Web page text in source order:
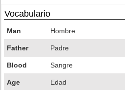
Vocabulario
Man Hombre
Father Padre
Blood Sangre
Age Edad